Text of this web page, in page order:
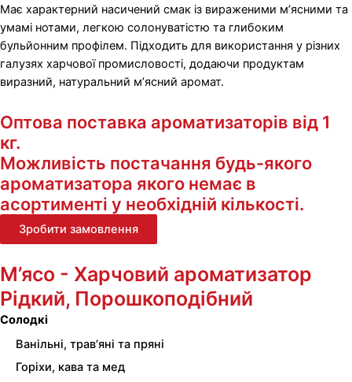
Має характерний насичений смак із вираженими м’ясними та
умамі нотами, легкою солонуватістю та глибоким
бульйонним профілем. Підходить для використання у різних
галузях харчової промисловості, додаючи продуктам
виразний, натуральний м’ясний аромат.
Оптова поставка ароматизаторів від 1
кг.
Можливість постачання будь-якого
ароматизатора якого немає в
асортименті у необхідній кількості.
Зробити замовлення
М’ясо - Харчовий ароматизатор
Рідкий, Порошкоподібний
Солодкі
Ванільні, трав’яні та пряні
Горіхи, кава та мед